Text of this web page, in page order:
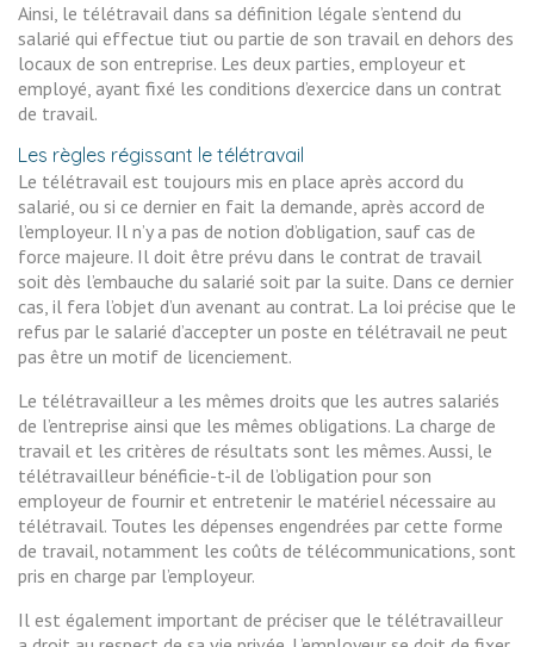
Ainsi, le télétravail dans sa définition légale s’entend du
salarié qui effectue tiut ou partie de son travail en dehors des
locaux de son entreprise. Les deux parties, employeur et
employé, ayant fixé les conditions d’exercice dans un contrat
de travail.
Les règles régissant le télétravail
Le télétravail est toujours mis en place après accord du
salarié, ou si ce dernier en fait la demande, après accord de
l’employeur. Il n’y a pas de notion d’obligation, sauf cas de
force majeure. Il doit être prévu dans le contrat de travail
soit dès l’embauche du salarié soit par la suite. Dans ce dernier
cas, il fera l’objet d’un avenant au contrat. La loi précise que le
refus par le salarié d’accepter un poste en télétravail ne peut
pas être un motif de licenciement.
Le télétravailleur a les mêmes droits que les autres salariés
de l’entreprise ainsi que les mêmes obligations. La charge de
travail et les critères de résultats sont les mêmes. Aussi, le
télétravailleur bénéficie-t-il de l’obligation pour son
employeur de fournir et entretenir le matériel nécessaire au
télétravail. Toutes les dépenses engendrées par cette forme
de travail, notamment les coûts de télécommunications, sont
pris en charge par l’employeur.
Il est également important de préciser que le télétravailleur